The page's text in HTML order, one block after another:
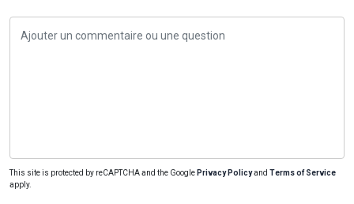
This site is protected by reCAPTCHA and the Google Privacy Policyand Terms of Service
apply.